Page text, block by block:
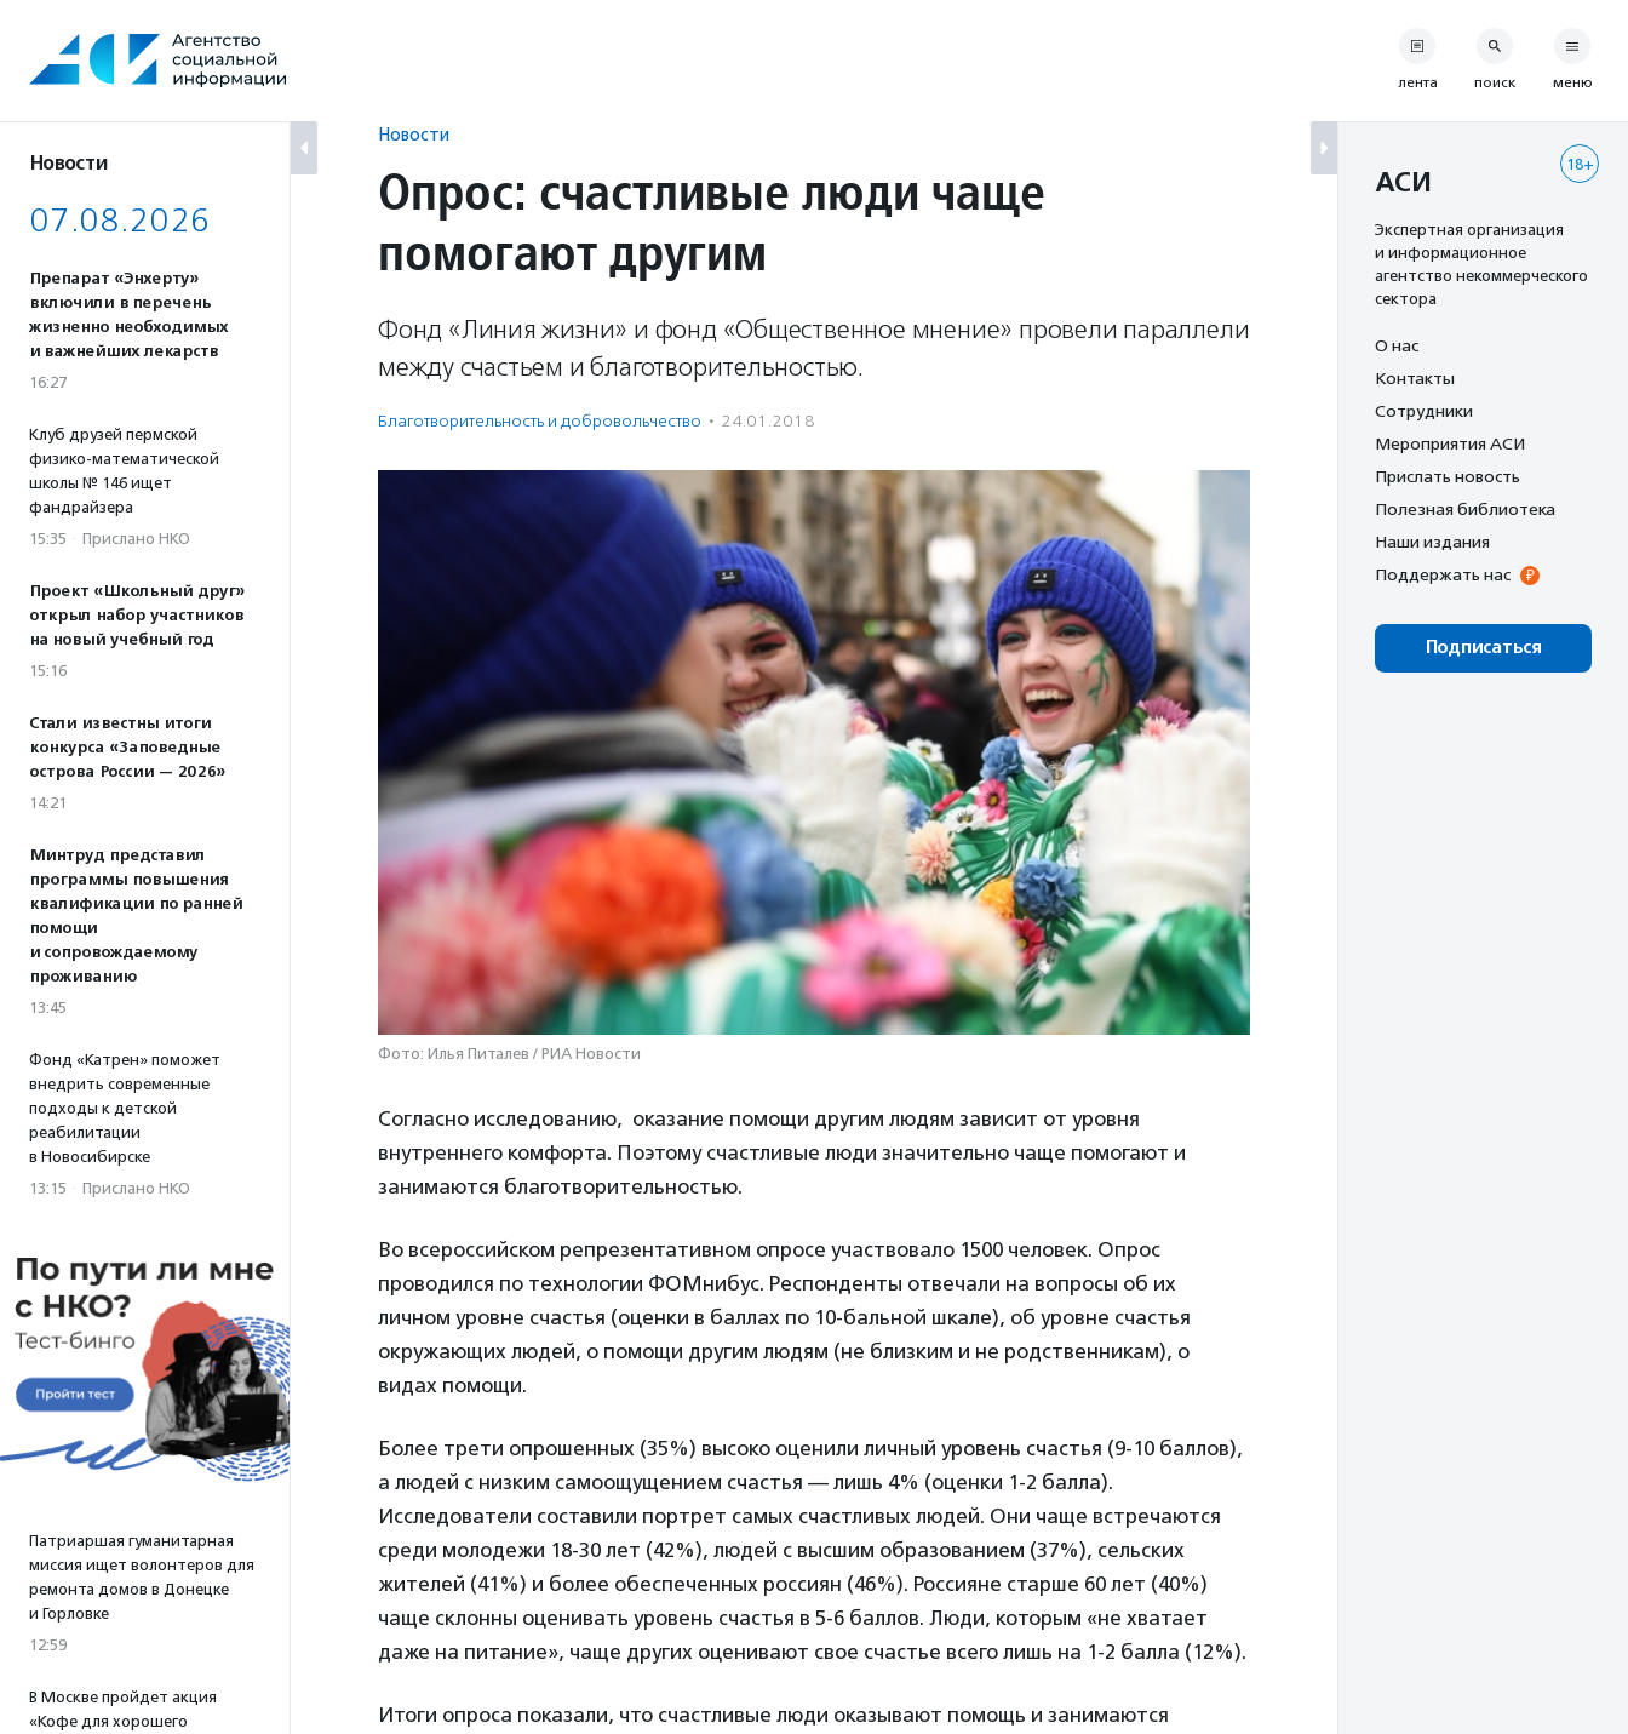
содержанию
Новости
07.08.2026
Препарат «Энхерту»
включили в перечень
жизненно необходимых
и важнейших лекарств
16:27
Клуб друзей пермской
физико-математической
школы № 146 ищет
фандрайзера
15:35 · Прислано НКО
Проект «Школьный друг»
открыл набор участников
на новый учебный год
15:16
Стали известны итоги
конкурса «Заповедные
острова России — 2026»
14:21
Минтруд представил
программы повышения
квалификации по ранней
помощи
и сопровождаемому
проживанию
13:45
Фонд «Катрен» поможет
внедрить современные
подходы к детской
реабилитации
в Новосибирске
13:15 · Прислано НКО
Патриаршая гуманитарная
миссия ищет волонтеров для
ремонта домов в Донецке
и Горловке
12:59
В Москве пройдет акция
«Кофе для хорошего
Новости
Опрос: счастливые люди чаще
помогают другим
Фонд «Линия жизни» и фонд «Общественное мнение» провели параллели
между счастьем и благотворительностью.
Благотвори­тель­ность и доброволь­чест­во · 24.01.2018
Фото: Илья Питалев / РИА Новости
Согласно исследованию, оказание помощи другим людям зависит от уровня
внутреннего комфорта. Поэтому счастливые люди значительно чаще помогают и
занимаются благотворительностью.
Во всероссийском репрезентативном опросе участвовало 1500 человек. Опрос
проводился по технологии ФОМнибус. Респонденты отвечали на вопросы об их
личном уровне счастья (оценки в баллах по 10-бальной шкале), об уровне счастья
окружающих людей, о помощи другим людям (не близким и не родственникам), о
видах помощи.
Более трети опрошенных (35%) высоко оценили личный уровень счастья (9-10 баллов),
а людей с низким самоощущением счастья — лишь 4% (оценки 1-2 балла).
Исследователи составили портрет самых счастливых людей. Они чаще встречаются
среди молодежи 18-30 лет (42%), людей с высшим образованием (37%), сельских
жителей (41%) и более обеспеченных россиян (46%). Россияне старше 60 лет (40%)
чаще склонны оценивать уровень счастья в 5-6 баллов. Люди, которым «не хватает
даже на питание», чаще других оценивают свое счастье всего лишь на 1-2 балла (12%).
Итоги опроса показали, что счастливые люди оказывают помощь и занимаются
лента поиск меню
18+
АСИ
Экспертная организация
и информационное
агентство некоммерческого
сектора
О нас
Контакты
Сотрудники
Мероприятия АСИ
Прислать новость
Полезная библиотека
Наши издания
Поддержать нас
Подписаться